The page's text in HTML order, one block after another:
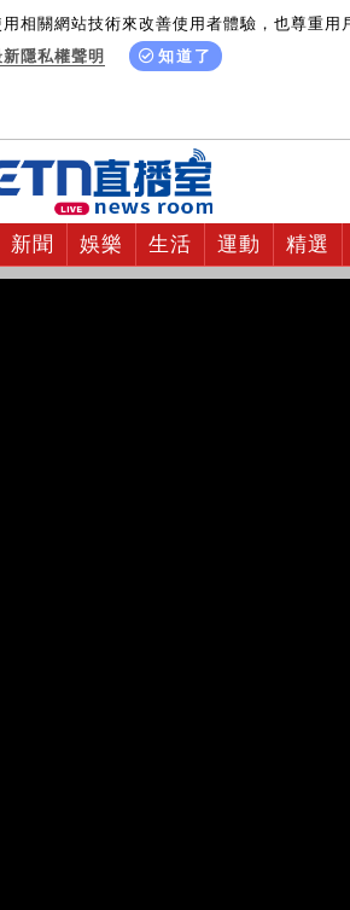
相關網站技術來改善使用者體驗，也尊重用
隱私權聲明
知道了
新聞 娛樂 生活 運動 精選